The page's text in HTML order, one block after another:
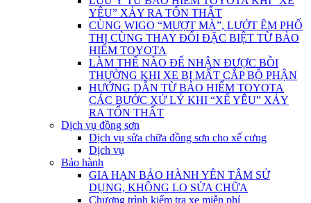
YÊU” XẢY RA TỔN THẤT
CÙNG WIGO “MƯỢT MÀ”, LƯỚT ÊM PHỐ
THỊ CÙNG THAY ĐỔI ĐẶC BIỆT TỪ BẢO
HIỂM TOYOTA
LÀM THẾ NÀO ĐỂ NHẬN ĐƯỢC BỒI
THƯỜNG KHI XE BỊ MẤT CẮP BỘ PHẬN
HƯỚNG DẪN TỪ BẢO HIỂM TOYOTA
CÁC BƯỚC XỬ LÝ KHI “XẾ YÊU” XẢY
RA TỔN THẤT
Dịch vụ đồng sơn
Dịch vụ sửa chữa đồng sơn cho xế cưng
Dịch vụ
Bảo hành
GIA HẠN BẢO HÀNH YÊN TÂM SỬ
DỤNG, KHÔNG LO SỬA CHỮA
Chương trình kiểm tra xe miễn phí